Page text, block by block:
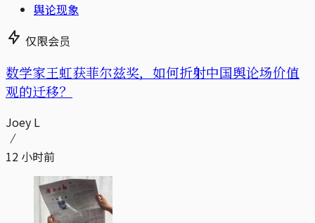
舆论现象
仅限会员
数学家王虹获菲尔兹奖，如何折射中国舆论场价值
观的迁移？
Joey L
12 小时前